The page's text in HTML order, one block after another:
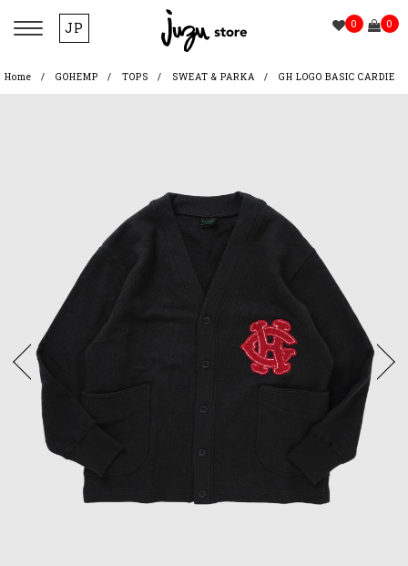
JP 0 0
Home GOHEMP TOPS SWEAT & PARKA GH LOGO BASIC CARDIE